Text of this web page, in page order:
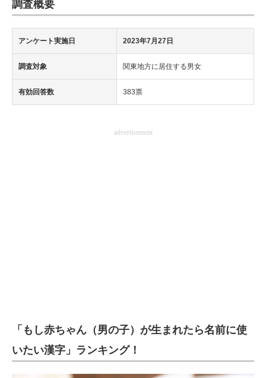
ちょっと気になるネットの話題
調査概要
アンケート実施日 2023年7月27日
調査対象 関東地方に居住する男女
有効回答数 383票
advertisement
「もし赤ちゃん（男の子）が生まれたら名前に使
いたい漢字」ランキング！